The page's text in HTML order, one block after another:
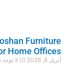
Furniture
Home Offices
أبريل 8, 2026 لا توجد